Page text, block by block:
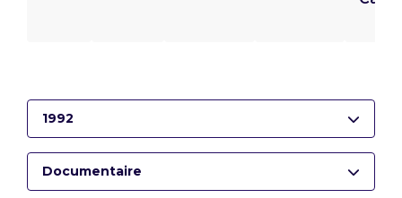
1992
Documentaire